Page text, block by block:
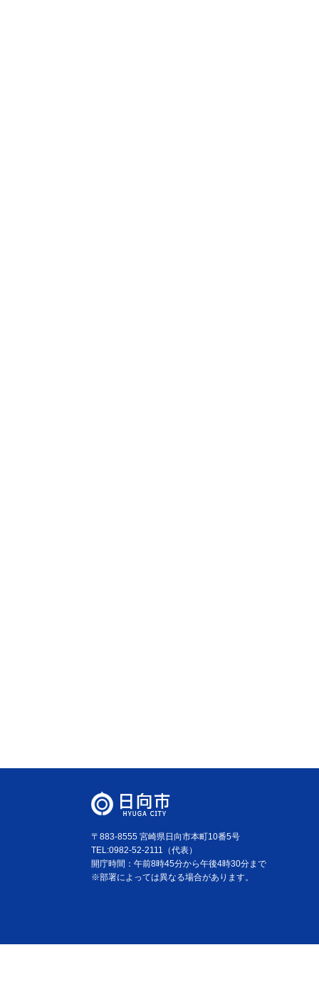
〒883-8555 宮崎県日向市本町10番5号
TEL:0982-52-2111（代表）
開庁時間：午前8時45分から午後4時30分まで
※部署によっては異なる場合があります。